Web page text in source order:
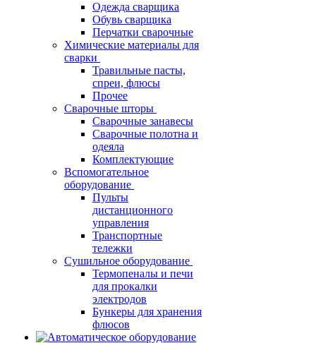
Одежда сварщика
Обувь сварщика
Перчатки сварочные
Химические материалы для
сварки
Травильные пасты,
спреи, флюсы
Прочее
Сварочные шторы
Сварочные занавесы
Сварочные полотна и
одеяла
Комплектующие
Вспомогательное
оборудование
Пульты
дистанционного
управления
Транспортные
тележки
Сушильное оборудование
Термопеналы и печи
для прокалки
электродов
Бункеры для хранения
флюсов